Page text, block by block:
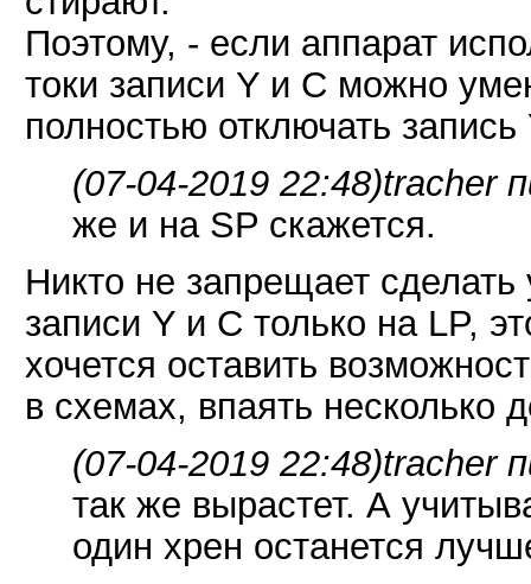
Поэтому, - если аппарат
токи записи Y и C можно
полностью отключать
(07-04-2019 22:48)tracher
же и на SP скажется.
Никто не запрещает
записи Y и C только на LP,
хочется оставить
в схемах, впаять несколько
(07-04-2019 22:48)tracher
так же вырастет. А
один хрен останется